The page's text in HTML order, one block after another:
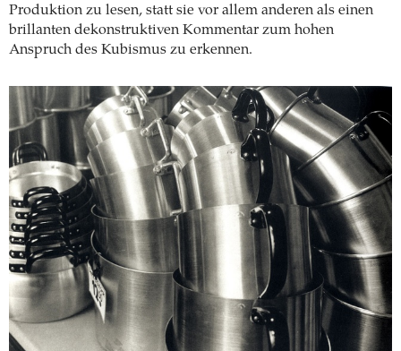
Produktion zu lesen, statt sie vor allem anderen als einen
brillanten dekonstruktiven Kommentar zum hohen
Anspruch des Kubismus zu erkennen.